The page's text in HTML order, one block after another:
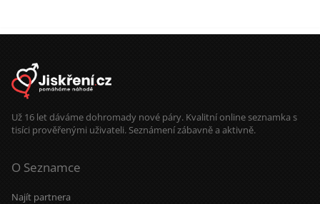
Už 16 let dáváme dohromady nové páry. Kvalitní online seznamka s
tisíci prověřenými uživateli. Seznámení zábavně a aktivně.
O Seznamce
Najít partnera